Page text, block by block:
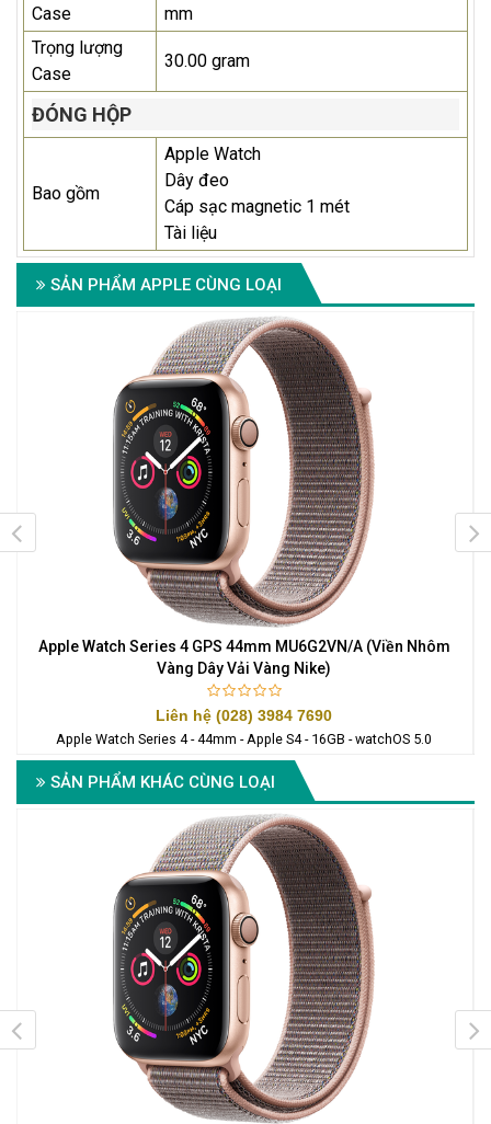
Case
mm
Trọng lượng
Case
30.00 gram
ĐÓNG HỘP
Bao gồm
Apple Watch
Dây đeo
Cáp sạc magnetic 1 mét
Tài liệu
SẢN PHẨM APPLE CÙNG LOẠI
Apple Watch Series 4 GPS 44mm MU6G2VN/A (Viền Nhôm
Vàng Dây Vải Vàng Nike)
Liên hệ (028) 3984 7690
Apple Watch Series 4 - 44mm - Apple S4 - 16GB - watchOS 5.0
SẢN PHẨM KHÁC CÙNG LOẠI